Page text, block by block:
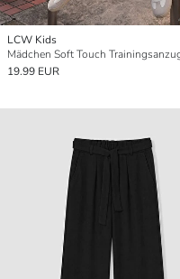
LCW Kids
Mädchen Soft Touch
19.99 EUR